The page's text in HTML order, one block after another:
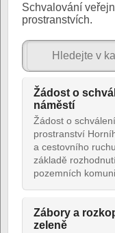
Schvalování
prostranstvích.
Žádost o
náměstí
Žádost o
prostranství
a cestovního
základě
pozemních
Zábory a
zeleně